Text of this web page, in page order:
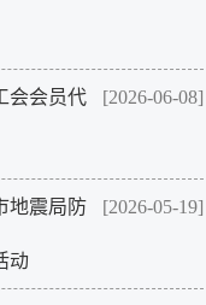
[2026-06-08]
会会员代
[2026-05-19]
地震局防
动